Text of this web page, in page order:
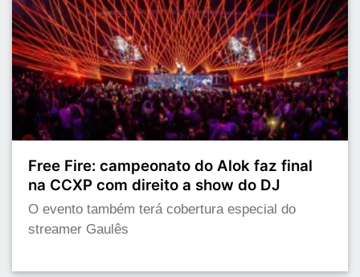
Free Fire: campeonato do Alok faz final
na CCXP com direito a show do DJ
O evento também terá cobertura especial do
streamer Gaulês